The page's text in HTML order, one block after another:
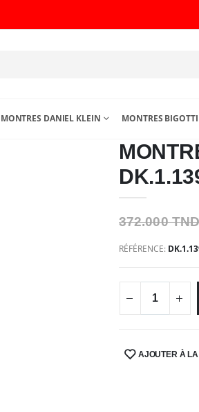
MONTRES DANIEL KLEIN MONTRES BIGOTTI
372.000 TND
RÉFÉRENCE:
SHARE:AJOUTER À